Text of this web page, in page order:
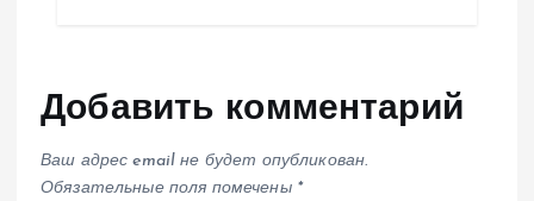
Добавить комментарий
Ваш адрес email не будет опубликован.
Обязательные поля помечены *